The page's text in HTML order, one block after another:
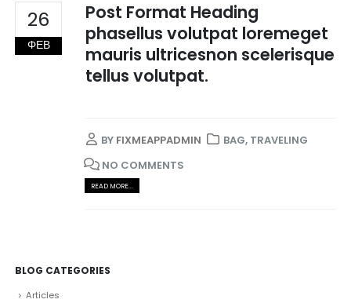
26
ΦΕΒ
Post Format Heading
phasellus volutpat loremeget
mauris ultricesnon scelerisque
tellus volutpat.
BY FIXMEAPPADMIN BAG, TRAVELING
NO COMMENTS
READ MORE...
BLOG CATEGORIES
Articles